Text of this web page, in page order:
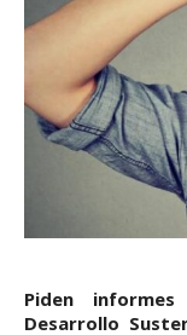
Piden
Desarrollo